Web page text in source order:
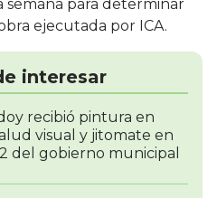
semana para determinar
ejecutada por ICA.
interesar
recibió pintura en
visual y jitomate en
del gobierno municipal